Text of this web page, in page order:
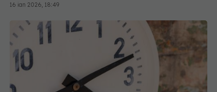
16 ian 2026, 18:49